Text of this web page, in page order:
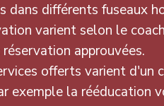
dans différents fuseaux
varient selon le
approuvées.
offerts varient
exemple la